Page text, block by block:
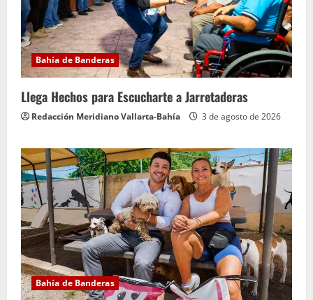
Bahía de Banderas
Llega Hechos para Escucharte a Jarretaderas
Redacción Meridiano Vallarta-Bahía 3 de agosto de 2026
Bahía de Banderas